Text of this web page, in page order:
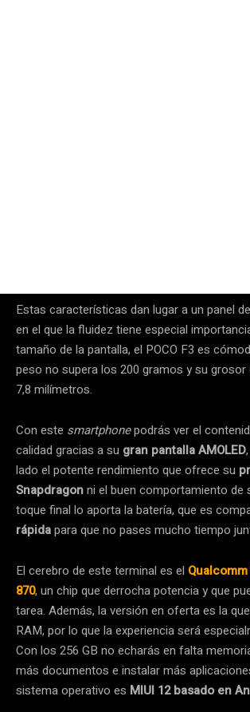
Estas características dan lugar a un panel
en el que la fluidez tiene especial
tamaño de la pantalla, el POCO F3 es
peso no supera los 200 gramos y su
7,8 milímetros.
Con este smartphonepodrás ver el
calidad gracias a su gran pantalla AMOLED
lado el potente rendimiento que ofrece su
Snapdragonni el buen comportamiento de
toque final lo aporta la batería, que es
rápidapara que no pases mucho tiempo
El cerebro de este terminal es el
870, un chip que derrocha potencia y que
tarea. Además, la versión en oferta es la
RAM, por lo que la experiencia será
Con los 256 GB no echarás en falta
más documentos e instalar más
sistema operativo es MIUI 12 basado en